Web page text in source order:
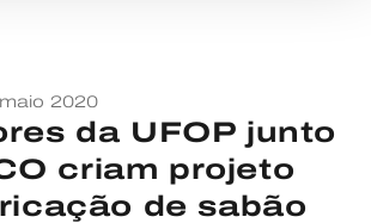
2020
da UFOP junto
criam projeto
de sabão